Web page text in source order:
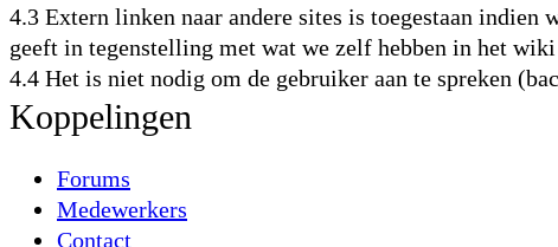
4.3 Extern linken naar andere sites is toegestaan indien
geeft in tegenstelling met wat we zelf hebben in het
4.4 Het is niet nodig om de gebruiker aan te spreken
Koppelingen
Forums
Medewerkers
Contact